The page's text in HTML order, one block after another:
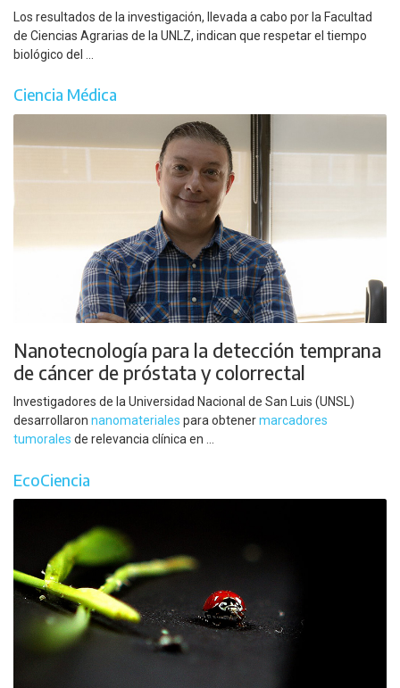
Los resultados de la investigación, llevada a cabo por la Facultad
de Ciencias Agrarias de la UNLZ, indican que respetar el tiempo
biológico del ...
Ciencia Médica
Nanotecnología para la detección temprana
de cáncer de próstata y colorrectal
Investigadores de la Universidad Nacional de San Luis (UNSL)
desarrollaron nanomateriales para obtenermarcadores
tumorales de relevancia clínica en ...
EcoCiencia